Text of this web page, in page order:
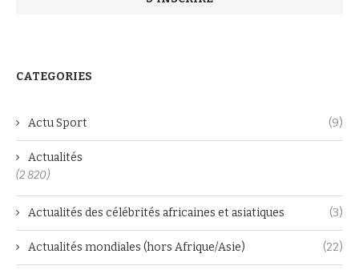
CATEGORIES
Actu Sport (9)
Actualités
(2 820)
Actualités des célébrités africaines et asiatiques (3)
Actualités mondiales (hors Afrique/Asie) (22)